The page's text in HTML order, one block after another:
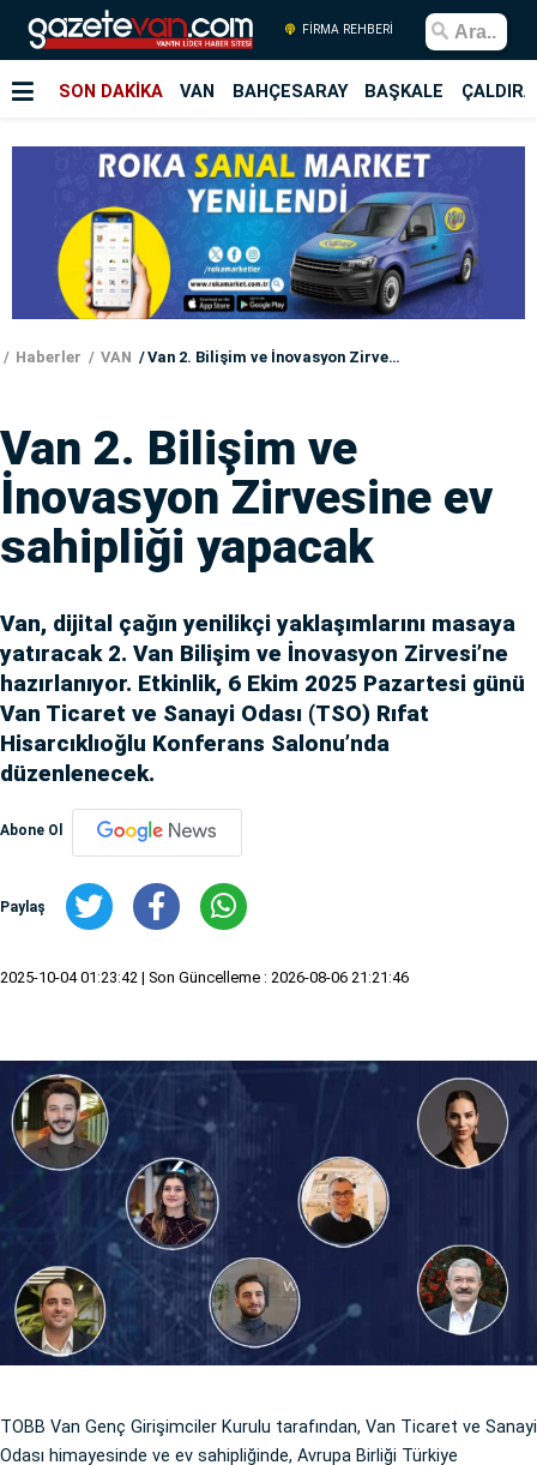
FİRMA REHBERİ
SON DAKİKA VAN BAHÇESARAY BAŞKALE
Haberler VAN Van 2. Bilişim ve İnovasyon Zirvesine ev sahipliği yapacak
Van 2. Bilişim ve
İnovasyon Zirvesine ev
sahipliği yapacak
Van, dijital çağın yenilikçi yaklaşımlarını masaya
yatıracak 2. Van Bilişim ve İnovasyon Zirvesi’ne
hazırlanıyor. Etkinlik, 6 Ekim 2025 Pazartesi günü
Van Ticaret ve Sanayi Odası (TSO) Rıfat
Hisarcıklıoğlu Konferans Salonu’nda
düzenlenecek.
Abone Ol
Paylaş
2025-10-04 01:23:42 | Son Güncelleme : 2026-08-06 21:21:46
TOBB Van Genç Girişimciler Kurulu tarafından, Van Ticaret ve Sanayi
Odası himayesinde ve ev sahipliğinde, Avrupa Birliği Türkiye